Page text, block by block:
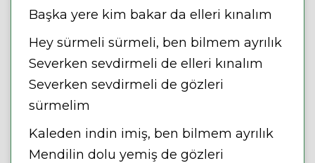
Başka yere kim bakar da elleri kınalım
Hey sürmeli sürmeli, ben bilmem ayrılık
Severken sevdirmeli de elleri kınalım
Severken sevdirmeli de gözleri
sürmelim
Kaleden indin imiş, ben bilmem ayrılık
Mendilin dolu yemiş de gözleri